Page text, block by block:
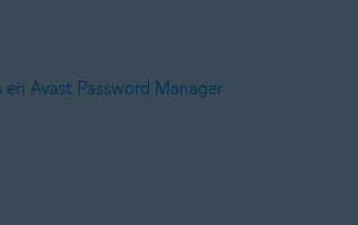
Avast Password Manager